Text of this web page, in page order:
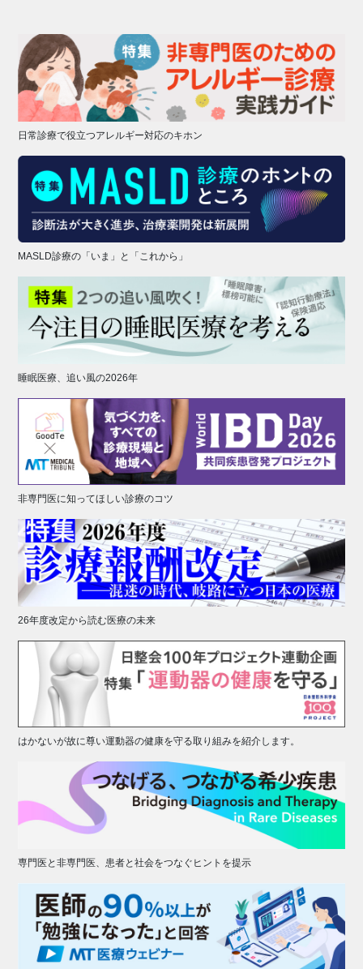
日常診療で役立つアレルギー対応のキホン
MASLD診療の「いま」と「これから」
睡眠医療、追い風の2026年
非専門医に知ってほしい診療のコツ
26年度改定から読む医療の未来
はかないが故に尊い運動器の健康を守る取り組みを紹介します。
専門医と非専門医、患者と社会をつなぐヒントを提示